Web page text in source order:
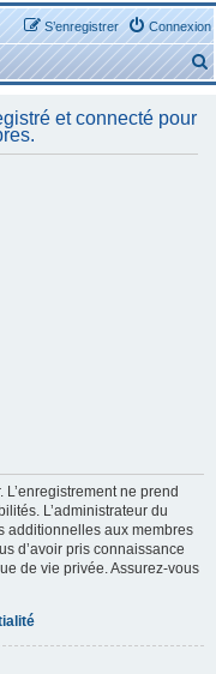
Connexion
S’enregistrer
e
et connecté pour
ne prend
L’administrateur du
additionnelles aux membres
d’avoir pris connaissance
de vie privée. Assurez-vous